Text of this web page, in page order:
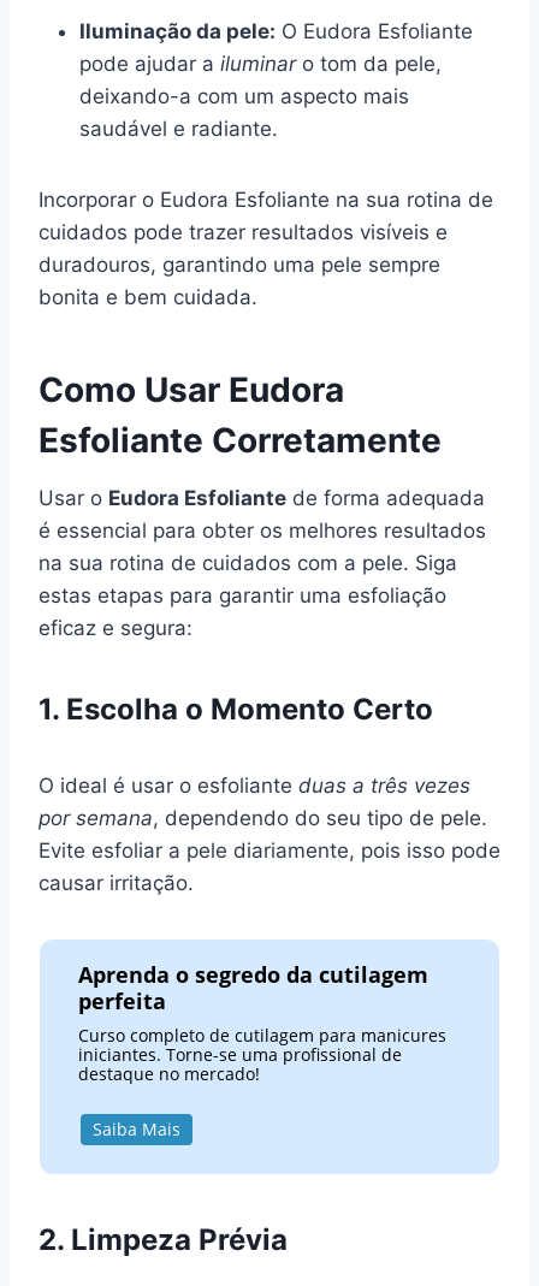
Iluminação da pele: O Eudora Esfoliante
pode ajudar a iluminaro tom da pele,
deixando-a com um aspecto mais
saudável e radiante.
Incorporar o Eudora Esfoliante na sua rotina de
cuidados pode trazer resultados visíveis e
duradouros, garantindo uma pele sempre
bonita e bem cuidada.
Como Usar Eudora
Esfoliante Corretamente
Usar o Eudora Esfoliante de forma adequada
é essencial para obter os melhores resultados
na sua rotina de cuidados com a pele. Siga
estas etapas para garantir uma esfoliação
eficaz e segura:
1. Escolha o Momento Certo
O ideal é usar o esfoliante duas a três vezes
por semana, dependendo do seu tipo de pele.
Evite esfoliar a pele diariamente, pois isso pode
causar irritação.
Aprenda o segredo da cutilagem
perfeita
Curso completo de cutilagem para manicures
iniciantes. Torne-se uma profissional de
destaque no mercado!
Saiba Mais
2. Limpeza Prévia